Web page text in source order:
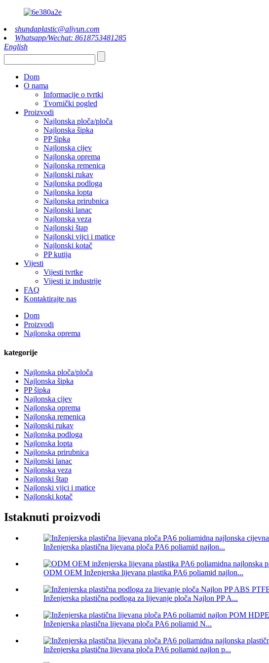
shundaplastic@aliyun.com
Whatsapp/Wechat: 8618753481285
English
Dom
O nama
Informacije o tvrtki
Tvornički pogled
Proizvodi
Najlonska ploča/ploča
Najlonska šipka
PP šipka
Najlonska cijev
Najlonska oprema
Najlonska remenica
Najlonski rukav
Najlonska podloga
Najlonska lopta
Najlonska prirubnica
Najlonski lanac
Najlonska veza
Najlonski štap
Najlonski vijci i matice
Najlonski kotač
PP kutija
Vijesti
Vijesti tvrtke
Vijesti iz industrije
FAQ
Kontaktirajte nas
Dom
Proizvodi
Najlonska oprema
kategorije
Najlonska ploča/ploča
Najlonska šipka
PP šipka
Najlonska cijev
Najlonska oprema
Najlonska remenica
Najlonski rukav
Najlonska podloga
Najlonska lopta
Najlonska prirubnica
Najlonski lanac
Najlonska veza
Najlonski štap
Najlonski vijci i matice
Najlonski kotač
Istaknuti proizvodi
Inženjerska plastična lijevana ploča PA6 poliamid najlon...
ODM OEM Inženjerska lijevana plastika PA6 poliamid najlon...
Inženjerska plastična podloga za lijevanje ploča Najlon PP A...
Inženjerska plastična lijevana ploča PA6 poliamid N...
Inženjerska plastična lijevana ploča PA6 poliamid najlon p...